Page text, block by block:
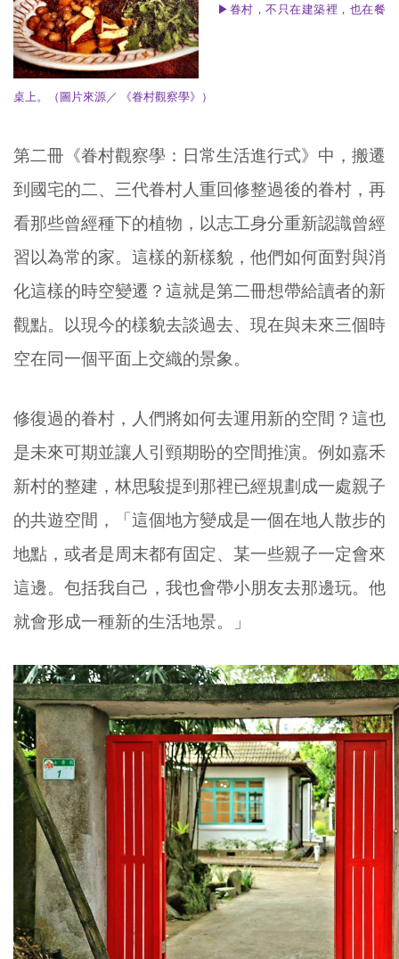
▶ 眷村，不只在建築裡，也在餐
桌上 。（圖片來源／ 《眷村觀察學》）
第二冊《眷村觀察學：日常生活進行式》中，搬遷
到國宅的二、三代眷村人重回修整過後的眷村，再
看那些曾經種下的植物，以志工身分重新認識曾經
習以為常的家。這樣的新樣貌，他們如何面對與消
化這樣的時空變遷？這就是第二冊想帶給讀者的新
觀點。以現今的樣貌去談過去、現在與未來三個時
空在同一個平面上交織的景象。
修復過的眷村，人們將如何去運用新的空間？這也
是未來可期並讓人引頸期盼的空間推演。例如嘉禾
新村的整建，林思駿提到那裡已經規劃成一處親子
的共遊空間，「這個地方變成是一個在地人散步的
地點，或者是周末都有固定、某一些親子一定會來
這邊。包括我自己，我也會帶小朋友去那邊玩。他
就會形成一種新的生活地景。」